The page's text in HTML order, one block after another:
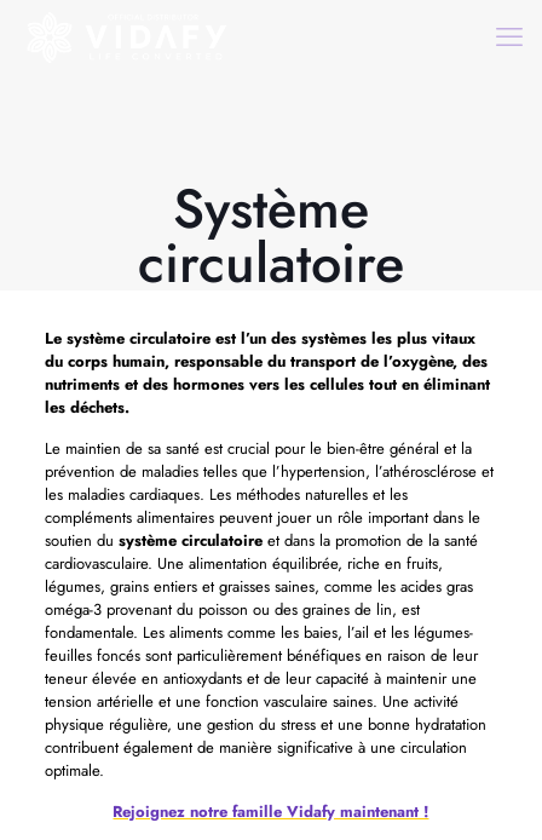
Système
circulatoire
Le système circulatoireest l’un des systèmes les plus vitaux
du corps humain, responsable du transport de l’oxygène, des
nutriments et des hormones vers les cellules tout en éliminant
les déchets.
Le maintien de sa santé est crucial pour le bien-être général et la
prévention de maladies telles que l’hypertension, l’athérosclérose et
les maladies cardiaques. Les méthodes naturelles et les
compléments alimentaires peuvent jouer un rôle important dans le
soutien du système circulatoireet dans la promotion de la santé
cardiovasculaire. Une alimentation équilibrée, riche en fruits,
légumes, grains entiers et graisses saines, comme les acides gras
oméga-3 provenant du poisson ou des graines de lin, est
fondamentale. Les aliments comme les baies, l’ail et les légumes-
feuilles foncés sont particulièrement bénéfiques en raison de leur
teneur élevée en antioxydants et de leur capacité à maintenir une
tension artérielle et une fonction vasculaire saines. Une activité
physique régulière, une gestion du stress et une bonne hydratation
contribuent également de manière significative à une circulation
optimale.
Rejoignez notre famille Vidafy maintenant !